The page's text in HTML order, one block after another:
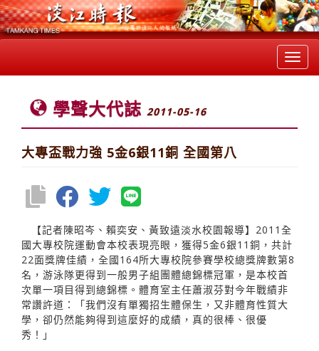
學聲大代誌 2011-05-16
大專盃戰力強 5金6銀11銅 全國第八
【記者陳昭岑、賴奕安、黃致遠淡水校園報導】2011全
國大專校院運動會本校表現亮眼，獲得5金6銀11銅，共計
22面獎牌佳績，全國164所大專校院參賽學校總獎牌數第8
名，游泳隊更得到一般男子組團體總錦標冠軍，是本校首
次單一項目得到總錦標。體育室主任蕭淑芬對今年戰績非
常讚許道：「我們沒有單獨招生體保生，又非體育性質大
學，卻仍然能夠得到這麼好的成績，真的很棒、很優
秀！」